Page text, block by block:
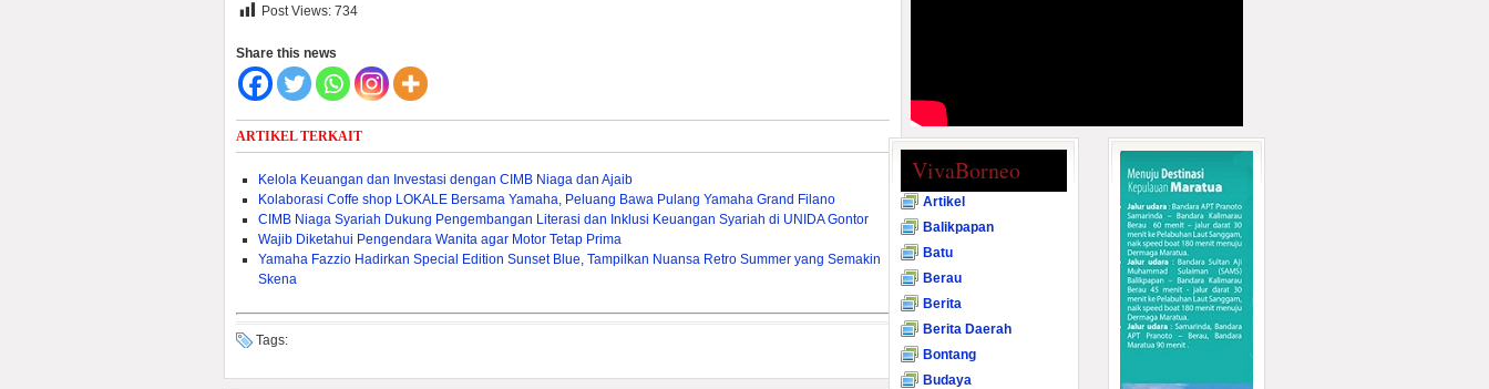
Post Views: 734
Share this news
ARTIKEL TERKAIT
Kelola Keuangan dan Investasi dengan CIMB Niaga dan Ajaib
Kolaborasi Coffe shop LOKALE Bersama Yamaha, Peluang Bawa Pulang Yamaha Grand Filano
CIMB Niaga Syariah Dukung Pengembangan Literasi dan Inklusi Keuangan Syariah di UNIDA Gontor
Wajib Diketahui Pengendara Wanita agar Motor Tetap Prima
Yamaha Fazzio Hadirkan Special Edition Sunset Blue, Tampilkan Nuansa Retro Summer yang Semakin
Skena
Tags:
VivaBorneo
Artikel
Balikpapan
Batu
Berau
Berita
Berita Daerah
Bontang
Budaya